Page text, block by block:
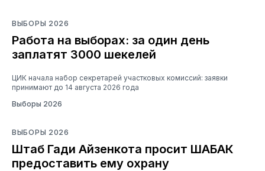
ВЫБОРЫ 2026
Работа на выборах: за один день
заплатят 3000 шекелей
ЦИК начала набор секретарей участковых комиссий: заявки
принимают до 14 августа 2026 года
Выборы 2026
ВЫБОРЫ 2026
Штаб Гади Айзенкота просит ШАБАК
предоставить ему охрану